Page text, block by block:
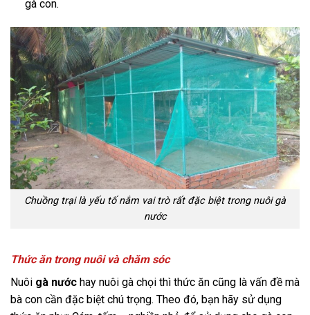
gà con.
Chuồng trại là yếu tố nắm vai trò rất đặc biệt trong nuôi gà
nước
Thức ăn trong nuôi và chăm sóc
Nuôi gà nước hay nuôi gà chọi thì thức ăn cũng là vấn đề mà
bà con cần đặc biệt chú trọng. Theo đó, bạn hãy sử dụng